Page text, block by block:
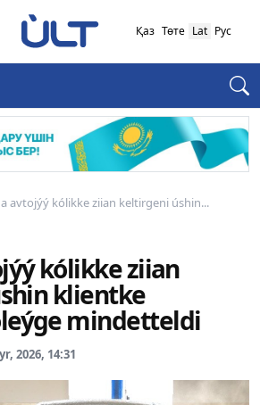
Қаз Төте Lat Рус
avtojýý kólikke ziian keltirgeni úshin...
kólikke ziian
klientke
mindetteldi
2026, 14:31